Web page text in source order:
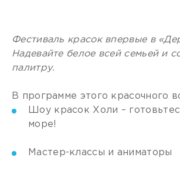
Фестиваль красок впервые в
Надевайте белое всей семьей и
палитру.
В программе этого красочного
Шоу красок Холи –
море!
Мастер-классы и аниматоры